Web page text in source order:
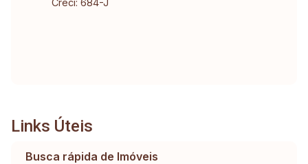
Links Úteis
Busca rápida de Imóveis